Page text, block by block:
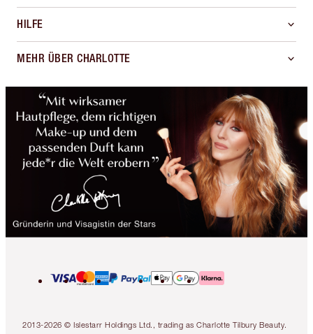
HILFE
MEHR ÜBER CHARLOTTE
2013-2026 © Islestarr Holdings Ltd., trading as Charlotte Tilbury Beauty.